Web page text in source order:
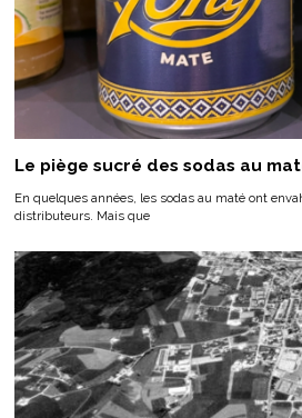
Le piège sucré des sodas au
En quelques années, les sodas au maté ont
distributeurs. Mais que